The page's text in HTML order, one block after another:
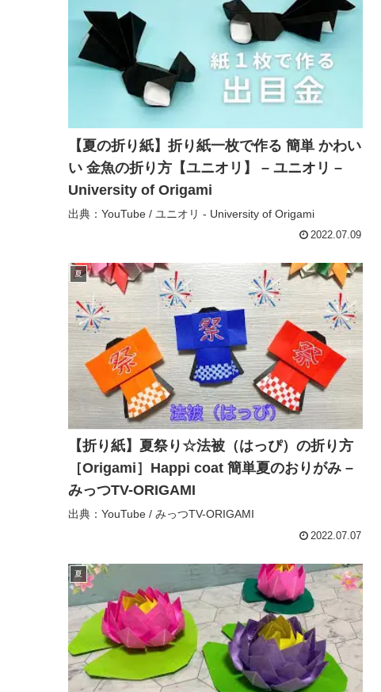
【夏の折り紙】折り紙一枚で作る 簡単 かわい
い 金魚の折り方【ユニオリ】 – ユニオリ –
University of Origami
出典：YouTube / ユニオリ - University of Origami
2022.07.09
夏
【折り紙】夏祭り☆法被（はっぴ）の折り方
［Origami］Happi coat 簡単夏のおりがみ –
みっつTV-ORIGAMI
出典：YouTube / みっつTV-ORIGAMI
2022.07.07
夏